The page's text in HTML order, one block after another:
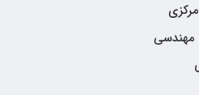
مهندسی